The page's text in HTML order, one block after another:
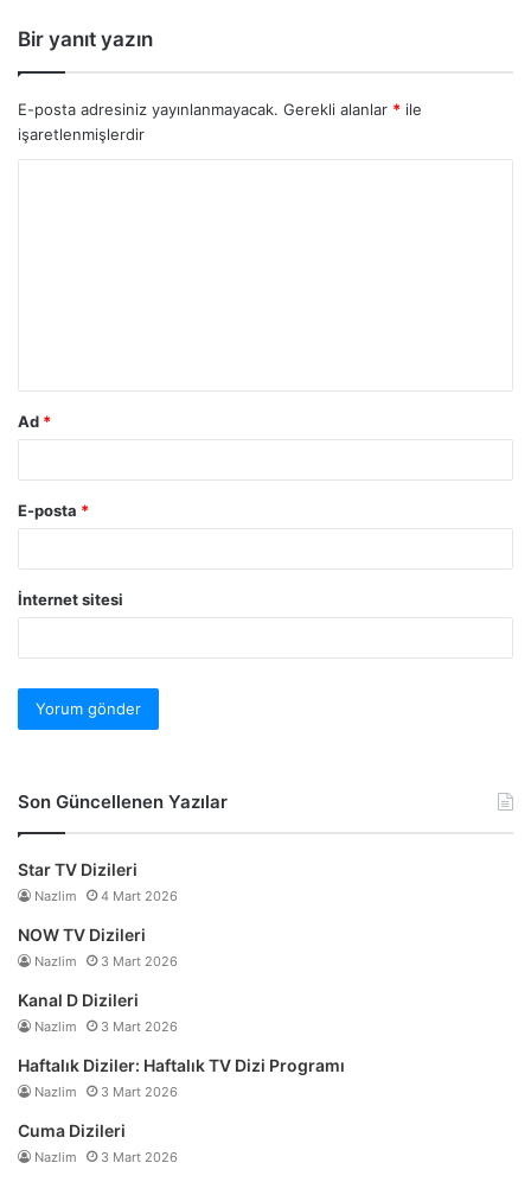
Bir yanıt yazın
E-posta adresiniz yayınlanmayacak. Gerekli alanlar * ile
işaretlenmişlerdir
Ad *
E-posta *
İnternet sitesi
Son Güncellenen Yazılar
Star TV Dizileri
Nazlim 4 Mart 2026
NOW TV Dizileri
Nazlim 3 Mart 2026
Kanal D Dizileri
Nazlim 3 Mart 2026
Haftalık Diziler: Haftalık TV Dizi Programı
Nazlim 3 Mart 2026
Cuma Dizileri
Nazlim 3 Mart 2026